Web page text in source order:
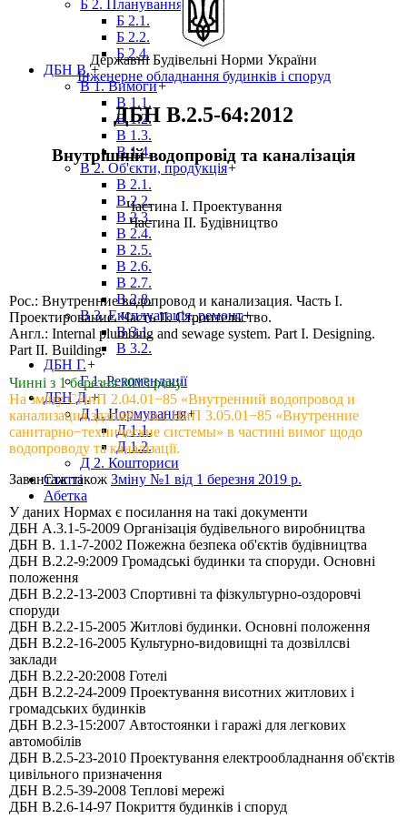
Б 2. Планування +
Б 2.1.
Б 2.2.
Б 2.4.
ДБН В.+
В 1. Вимоги+
В 1.1.
В 1.2.
В 1.3.
В 1.4.
В 2. Об'єкти, продукція+
В 2.1.
В 2.2.
В 2.3.
В 2.4.
В 2.5.
В 2.6.
В 2.7.
В 2.8.
В 3. Експлуатація, ремонт+
В 3.1.
В 3.2.
ДБН Г.+
Г 1. Рекомендації
ДБН Д.+
Д 1. Нормування+
Д 1.1.
Д 1.2.
Д 2. Кошториси
Статті
Абетка
Державні Будівельні Норми України
Інженерне обладнання будинків і споруд
ДБН В.2.5-64:2012
Внутрішній водопровід та каналізація
Частина І. Проектування
Частина ІІ. Будівництво
Рос.: Внутренние водопровод и канализация. Часть I.
Проектирование. Часть II. Строительство.
Англ.: Internal plumbing and sewage system. Part I. Designing.
Part II. Building.
Чинні з 1 березня 2013 року
На зміну СНиП 2.04.01−85 «Внутренний водопровод и
канализация зданий» та СНиП 3.05.01−85 «Внутренние
санитарно−технические системы» в частині вимог щодо
водопроводу та каналізації.
Завантаж також Зміну №1 від 1 березня 2019 р.
У даних Нормах є посилання на такі документи
ДБН А.3.1-5-2009 Організація будівельного виробництва
ДБН В. 1.1-7-2002 Пожежна безпека об'єктів будівництва
ДБН В.2.2-9:2009 Громадські будинки та споруди. Основні
положення
ДБН В.2.2-13-2003 Спортивні та фізкультурно-оздоровчі
споруди
ДБН В.2.2-15-2005 Житлові будинки. Основні положення
ДБН В.2.2-16-2005 Культурно-видовищні та дозвіллсві
заклади
ДБН В.2.2-20:2008 Готелі
ДБН В.2.2-24-2009 Проектування висотних житлових і
громадських будинків
ДБН В.2.3-15:2007 Автостоянки і гаражі для легкових
автомобілів
ДБН В.2.5-23-2010 Проектування електрообладнання об'єктів
цивільного призначення
ДБН В.2.5-39-2008 Теплові мережі
ДБН В.2.6-14-97 Покриття будинків і споруд